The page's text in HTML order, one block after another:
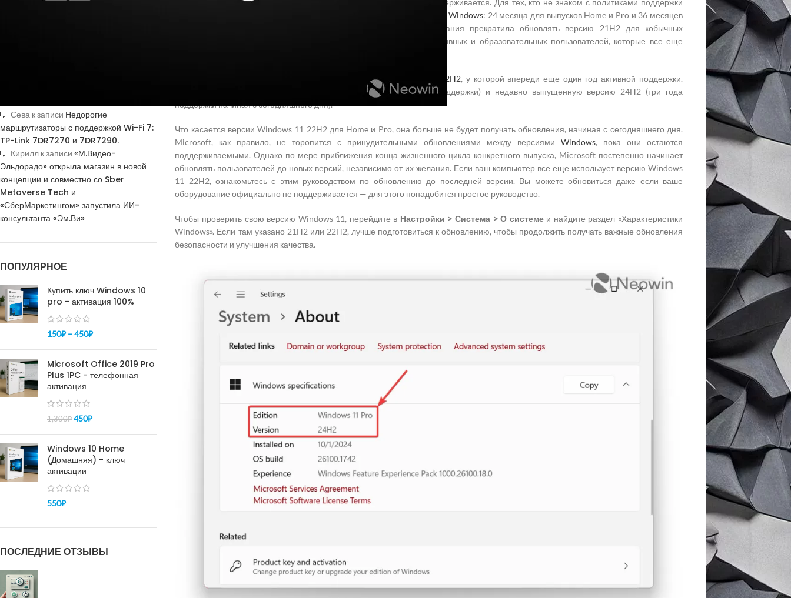
подтверждения
Сева к записи Недорогие
маршрутизаторы с поддержкой Wi-Fi 7:
TP-Link 7DR7270 и 7DR7290.
Кирилл к записи «М.Видео-
Эльдорадо» открыла магазин в новой
концепции и совместно со Sber
Metaverse Tech и
«СберМаркетингом» запустила ИИ-
консультанта «Эм.Ви»
ПОПУЛЯРНОЕ
Купить ключ Windows 10
pro - активация 100%
150₽ –450₽
Microsoft Office 2019 Pro
Plus 1PC - телефонная
активация
1,300₽ 450₽
Windows 10 Home
(Домашняя) - ключ
активации
550₽
ПОСЛЕДНИЕ ОТЗЫВЫ
Windows 11
версии 21H2, она теперь полностью не поддерживается. Для тех, кто не знаком с политиками поддержки
есть два цикла поддержки для каждой версииWindows: 24 месяца для выпусков Home и Pro и 36 месяцев
для выпусков Enterprise и Education. В октябре 2023 года компания прекратила обновлять версию 21H2 для «обычных
прекращает поддержку корпоративных и образовательных пользователей, которые все еще
Корпоративные клиенты могут обновиться до версии Windows 11 22H2, у которой впереди еще один год активной поддержки.
Другие доступные варианты включают версию 23H2 (два года поддержки) и недавно выпущенную версию 24H2 (три года
поддержки начиная с сегодняшнего дня).
Что касается версии Windows 11 22H2 для Home и Pro, она больше не будет получать обновления, начиная с сегодняшнего дня.
Microsoft, как правило, не торопится с принудительными обновлениями между версиямиWindows, пока они остаются
поддерживаемыми. Однако по мере приближения конца жизненного цикла конкретного выпуска, Microsoft постепенно начинает
обновлять пользователей до новых версий, независимо от их желания. Если ваш компьютер все еще использует версию Windows
11 22H2, ознакомьтесь с этим руководством по обновлению до последней версии. Вы можете обновиться даже если ваше
оборудование официально не поддерживается — для этого понадобится простое руководство.
Чтобы проверить свою версию Windows 11, перейдите в Настройки > Система > О системеи найдите раздел «Характеристики
Windows». Если там указано 21H2 или 22H2, лучше подготовиться к обновлению, чтобы продолжить получать важные обновления
безопасности и улучшения качества.